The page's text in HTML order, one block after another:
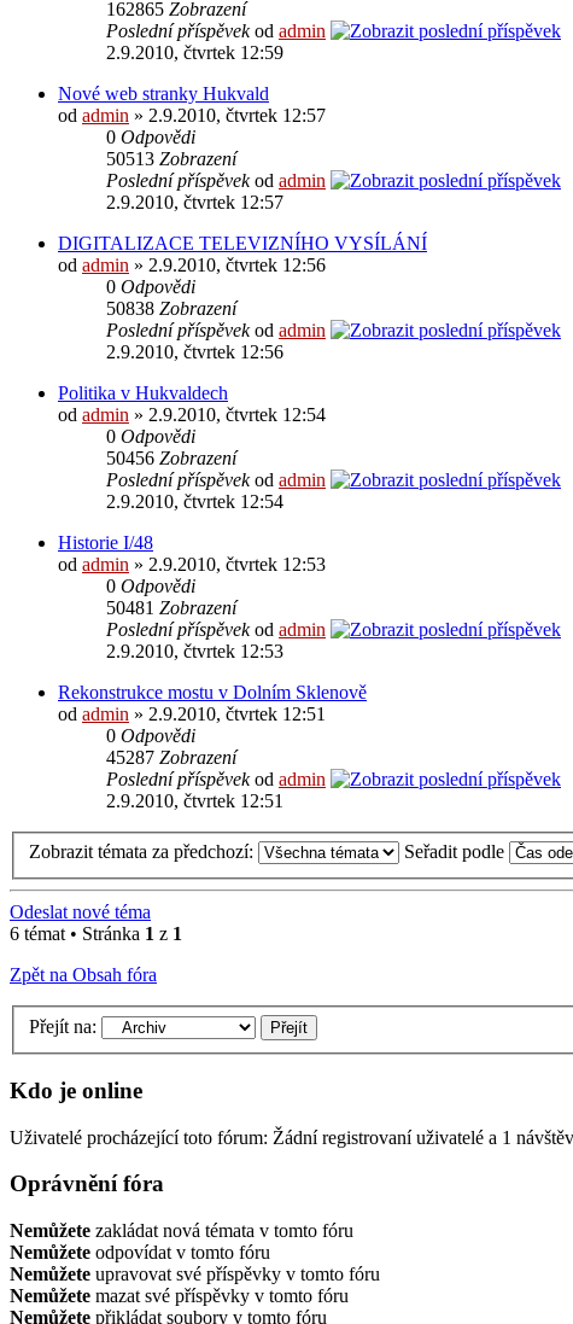
162865 Zobrazení
Poslední příspěvekod admin
2.9.2010, čtvrtek 12:59
Nové web stranky Hukvald
od admin » 2.9.2010, čtvrtek 12:57
0 Odpovědi
50513 Zobrazení
Poslední příspěvekod admin
2.9.2010, čtvrtek 12:57
DIGITALIZACE TELEVIZNÍHO VYSÍLÁNÍ
od admin » 2.9.2010, čtvrtek 12:56
0 Odpovědi
50838 Zobrazení
Poslední příspěvekod admin
2.9.2010, čtvrtek 12:56
Politika v Hukvaldech
od admin » 2.9.2010, čtvrtek 12:54
0 Odpovědi
50456 Zobrazení
Poslední příspěvekod admin
2.9.2010, čtvrtek 12:54
Historie I/48
od admin » 2.9.2010, čtvrtek 12:53
0 Odpovědi
50481 Zobrazení
Poslední příspěvekod admin
2.9.2010, čtvrtek 12:53
Rekonstrukce mostu v Dolním Sklenově
od admin » 2.9.2010, čtvrtek 12:51
0 Odpovědi
45287 Zobrazení
Poslední příspěvekod admin
2.9.2010, čtvrtek 12:51
Zobrazit témata za předchozí: Seřadit podle
Odeslat nové téma
6 témat • Stránka 1 z 1
Zpět na Obsah fóra
Přejít na:
Kdo je online
Uživatelé procházející toto fórum: Žádní registrovaní uživatelé a 1
Oprávnění fóra
Nemůžete zakládat nová témata v tomto fóru
Nemůžete odpovídat v tomto fóru
Nemůžete upravovat své příspěvky v tomto fóru
Nemůžete mazat své příspěvky v tomto fóru
Nemůžete přikládat soubory v tomto fóru